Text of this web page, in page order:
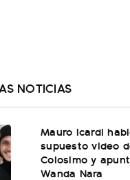
NOTICIAS
Mauro Icardi
supuesto video
Colosimo y
Wanda Nara